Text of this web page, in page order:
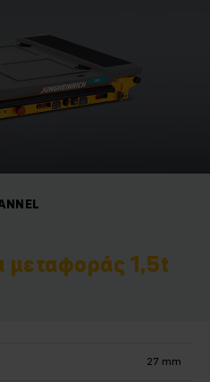
μεταφοράς 1,5t
27 mm